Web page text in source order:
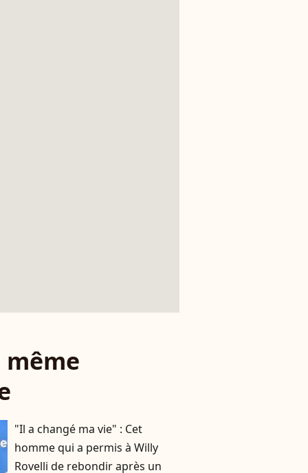
même
"Il a changé ma vie" : Cet
homme qui a permis à Willy
Rovelli de rebondir après un